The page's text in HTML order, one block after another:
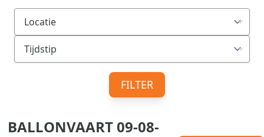
FILTER
BALLONVAART 09-08-